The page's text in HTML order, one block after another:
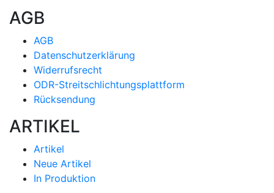
AGB
AGB
Datenschutzerklärung
Widerrufsrecht
ODR-Streitschlichtungsplattform
Rücksendung
ARTIKEL
Artikel
Neue Artikel
In Produktion